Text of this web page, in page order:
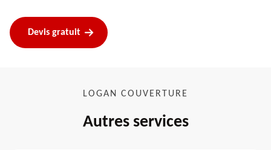
Devis gratuit
LOGAN COUVERTURE
Autres services